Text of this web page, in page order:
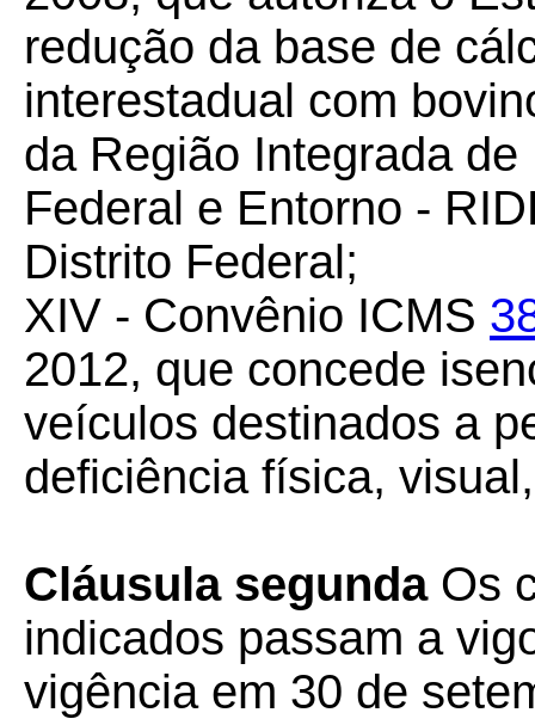
redução da base de
interestadual com
da Região Integrada
Federal e Entorno -
Distrito Federal;
XIV - Convênio ICMS
2012, que concede
veículos destinados a
deficiência física,
Cláusula segundaOs
indicados passam a
vigência em 30 de